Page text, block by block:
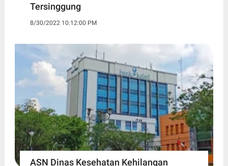
Tersinggung
8/30/2022 10:12:00 PM
ASN Dinas Kesehatan Kehilangan